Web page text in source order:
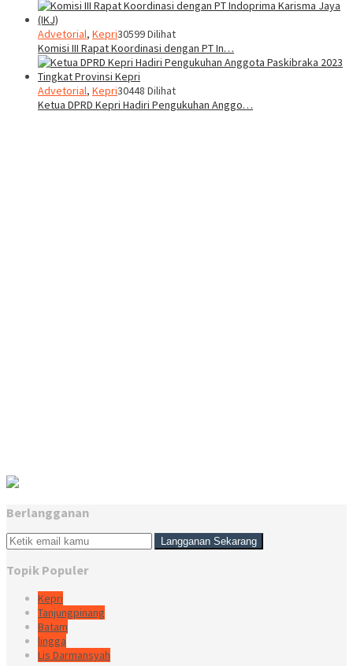
Advetorial, Kepri30599 Dilihat
Komisi III Rapat Koordinasi dengan PT In…
Advetorial, Kepri30448 Dilihat
Ketua DPRD Kepri Hadiri Pengukuhan Anggo…
Berlangganan
Topik Populer
Kepri
Tanjungpinang
Batam
lingga
Lis Darmansyah